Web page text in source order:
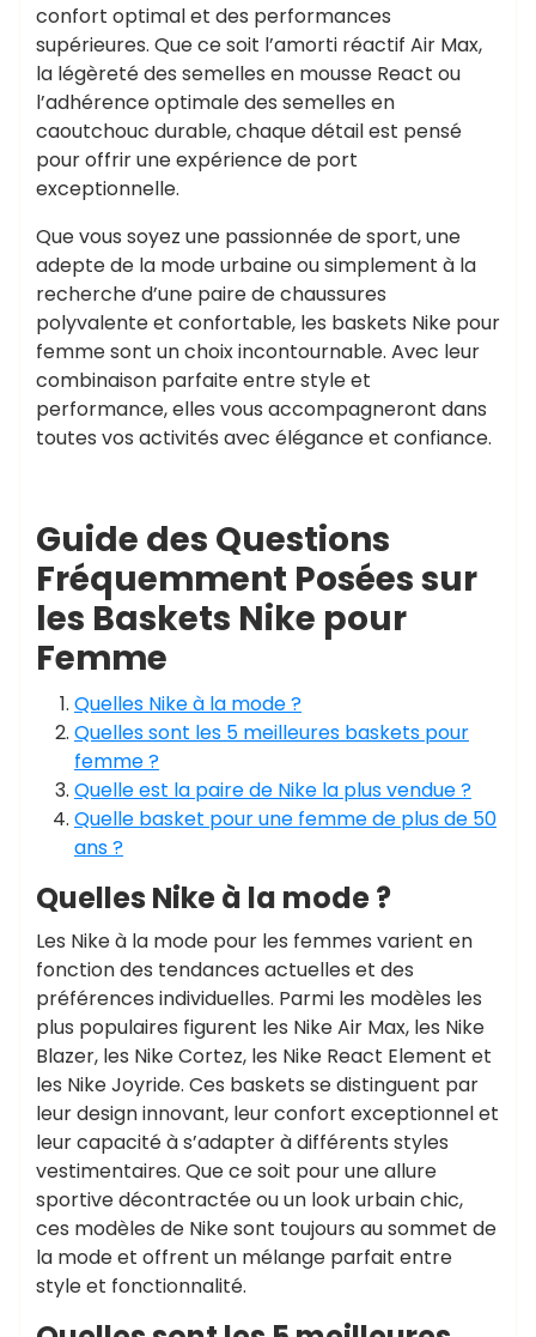
confort optimal et des performances
supérieures. Que ce soit l’amorti réactif Air Max,
la légèreté des semelles en mousse React ou
l’adhérence optimale des semelles en
caoutchouc durable, chaque détail est pensé
pour offrir une expérience de port
exceptionnelle.
Que vous soyez une passionnée de sport, une
adepte de la mode urbaine ou simplement à la
recherche d’une paire de chaussures
polyvalente et confortable, les baskets Nike pour
femme sont un choix incontournable. Avec leur
combinaison parfaite entre style et
performance, elles vous accompagneront dans
toutes vos activités avec élégance et confiance.
Guide des Questions
Fréquemment Posées sur
les Baskets Nike pour
Femme
Quelles Nike à la mode ?
Quelles sont les 5 meilleures baskets pour
femme ?
Quelle est la paire de Nike la plus vendue ?
Quelle basket pour une femme de plus de 50
ans ?
Quelles Nike à la mode ?
Les Nike à la mode pour les femmes varient en
fonction des tendances actuelles et des
préférences individuelles. Parmi les modèles les
plus populaires figurent les Nike Air Max, les Nike
Blazer, les Nike Cortez, les Nike React Element et
les Nike Joyride. Ces baskets se distinguent par
leur design innovant, leur confort exceptionnel et
leur capacité à s’adapter à différents styles
vestimentaires. Que ce soit pour une allure
sportive décontractée ou un look urbain chic,
ces modèles de Nike sont toujours au sommet de
la mode et offrent un mélange parfait entre
style et fonctionnalité.